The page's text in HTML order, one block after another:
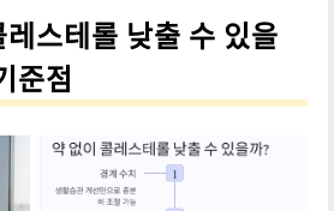
스테롤 낮출 수 있을
준점